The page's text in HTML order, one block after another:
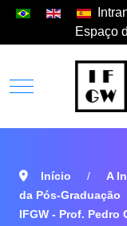
Espaço
Início A
da Pós-Graduação
IFGW - Prof. Pedro